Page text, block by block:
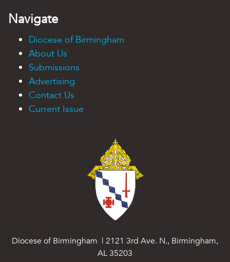
Navigate
Diocese of Birmingham
About Us
Submissions
Advertising
Contact Us
Current Issue
Diocese of Birmingham | 2121 3rd Ave. N., Birmingham,
AL 35203